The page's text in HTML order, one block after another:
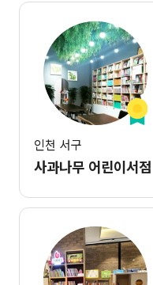
인천 서구
사과나무 어린이서점